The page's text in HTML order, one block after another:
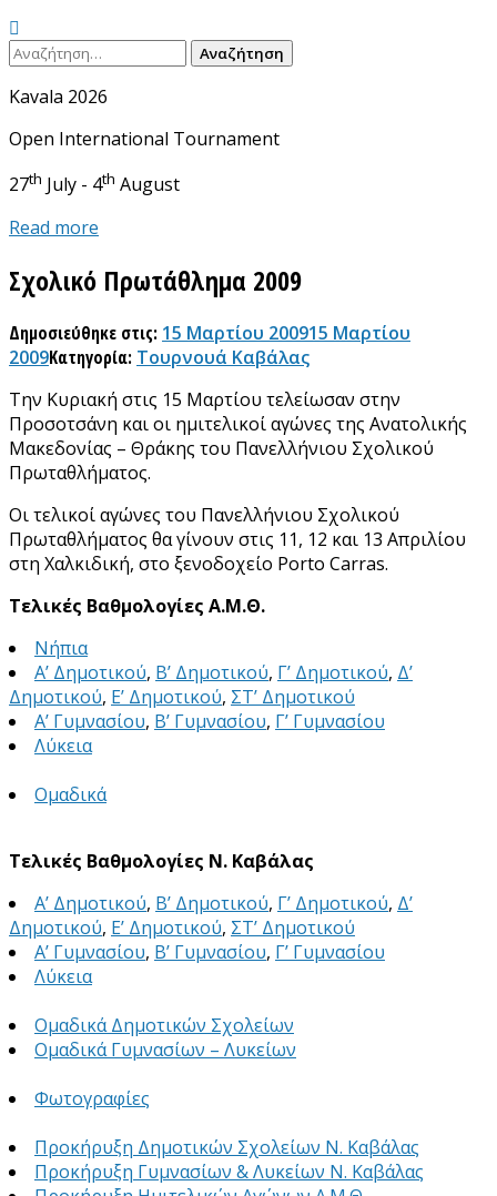
Αναζήτηση
Kavala 2026
Open International Tournament
27th July - 4th August
Read more
Σχολικό Πρωτάθλημα 2009
Δημοσιεύθηκε στις: 15 Μαρτίου 200915 Μαρτίου
2009Κατηγορία: Τουρνουά Καβάλας
Την Κυριακή στις 15 Μαρτίου τελείωσαν στην
Προσοτσάνη και οι ημιτελικοί αγώνες της Ανατολικής
Μακεδονίας – Θράκης του Πανελλήνιου Σχολικού
Πρωταθλήματος.
Οι τελικοί αγώνες του Πανελλήνιου Σχολικού
Πρωταθλήματος θα γίνουν στις 11, 12 και 13 Απριλίου
στη Χαλκιδική, στο ξενοδοχείο Porto Carras.
Τελικές Βαθμολογίες Α.Μ.Θ.
Νήπια
Α’ Δημοτικού, Β’ Δημοτικού, Γ’ Δημοτικού, Δ’
Δημοτικού, Ε’ Δημοτικού, ΣΤ’ Δημοτικού
Α’ Γυμνασίου, Β’ Γυμνασίου, Γ’ Γυμνασίου
Λύκεια
Ομαδικά
Τελικές Βαθμολογίες Ν. Καβάλας
Α’ Δημοτικού, Β’ Δημοτικού, Γ’ Δημοτικού, Δ’
Δημοτικού, Ε’ Δημοτικού, ΣΤ’ Δημοτικού
Α’ Γυμνασίου, Β’ Γυμνασίου, Γ’ Γυμνασίου
Λύκεια
Ομαδικά Δημοτικών Σχολείων
Ομαδικά Γυμνασίων – Λυκείων
Φωτογραφίες
Προκήρυξη Δημοτικών Σχολείων Ν. Καβάλας
Προκήρυξη Γυμνασίων & Λυκείων Ν. Καβάλας